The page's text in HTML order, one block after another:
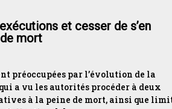
et cesser de s’en
mort
préoccupées par l’évolution de la
a vu les autorités procéder à deux
à la peine de mort, ainsi que